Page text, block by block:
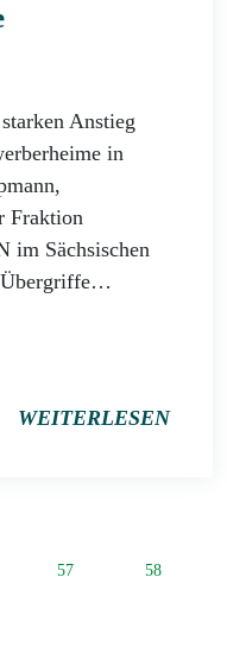
Anstieg
in
Fraktion
im Sächsischen
Übergriffe…
WEITERLESEN
57 58